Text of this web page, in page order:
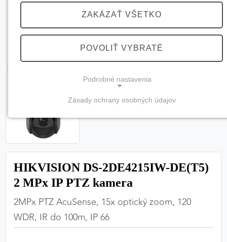
HIKVISION DS-2DE4215IW-DE(T5)
2 MPx IP PTZ kamera
2MPx PTZ AcuSense, 15x optický zoom, 120
WDR, IR do 100m, IP 66
ZAKÁZAŤ VŠETKO
POVOLIŤ VYBRATÉ
Podrobné nastavenia
(vždy aktívne, nemožno vypnúť)
Tieto cookies sú potrebné na správne fungovanie
zabezpečiť jej plnú funkčnosť.
Zásady ochrany osobných údajov